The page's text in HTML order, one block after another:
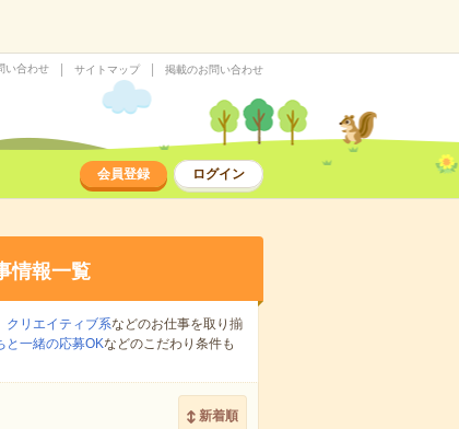
い合わせ サイトマップ 掲載のお問い合わせ
会員登録 ログイン
情報一覧
クリエイティブ系などのお仕事を取り揃
と一緒の応募OKなどのこだわり条件も
新着順